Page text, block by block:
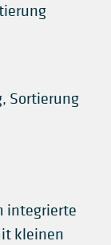
Sortierung
integrierte
kleinen